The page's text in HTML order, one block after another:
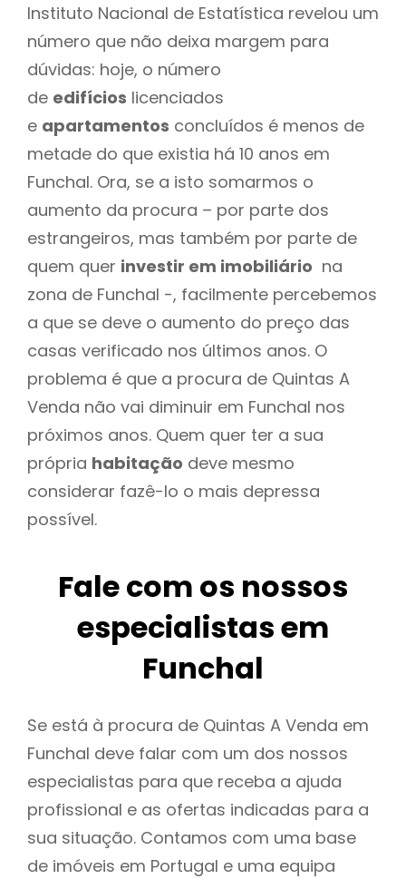
Instituto Nacional de Estatística revelou um
número que não deixa margem para
dúvidas: hoje, o número
de edifícios licenciados
e apartamentos concluídos é menos de
metade do que existia há 10 anos em
Funchal. Ora, se a isto somarmos o
aumento da procura – por parte dos
estrangeiros, mas também por parte de
quem quer investir em imobiliário na
zona de Funchal -, facilmente percebemos
a que se deve o aumento do preço das
casas verificado nos últimos anos. O
problema é que a procura de Quintas A
Venda não vai diminuir em Funchal nos
próximos anos. Quem quer ter a sua
própria habitação deve mesmo
considerar fazê-lo o mais depressa
possível.
Fale com os nossos
especialistas em
Funchal
Se está à procura de Quintas A Venda em
Funchal deve falar com um dos nossos
especialistas para que receba a ajuda
profissional e as ofertas indicadas para a
sua situação. Contamos com uma base
de imóveis em Portugal e uma equipa